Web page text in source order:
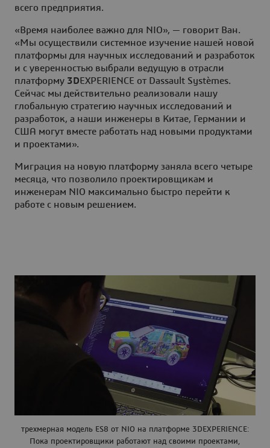
всего предприятия.
«Время наиболее важно для NIO», — говорит Ван.
«Мы осуществили системное изучение нашей новой
платформы для научных исследований и разработок
и с уверенностью выбрали ведущую в отрасли
платформу 3DEXPERIENCE от Dassault Systèmes.
Сейчас мы действительно реализовали нашу
глобальную стратегию научных исследований и
разработок, а наши инженеры в Китае, Германии и
США могут вместе работать над новыми продуктами
и проектами».
Миграция на новую платформу заняла всего четыре
месяца, что позволило проектировщикам и
инженерам NIO максимально быстро перейти к
работе с новым решением.
трехмерная модель ES8 от NIO на платформе 3DEXPERIENCE:
Пока проектировщики работают над своими проектами,